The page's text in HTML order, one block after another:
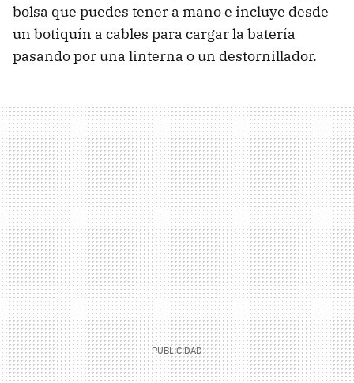
bolsa que puedes tener a mano e incluye desde
un botiquín a cables para cargar la batería
pasando por una linterna o un destornillador.